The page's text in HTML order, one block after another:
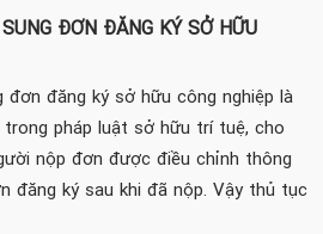
ĐƠN ĐĂNG KÝ SỞ HỮU
đăng ký sở hữu công nghiệp là
pháp luật sở hữu trí tuệ, cho
nộp đơn được điều chỉnh thông
đăng ký sau khi đã nộp. Vậy thủ tục